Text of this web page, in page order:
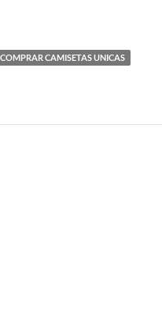
COMPRAR CAMISETAS UNICAS